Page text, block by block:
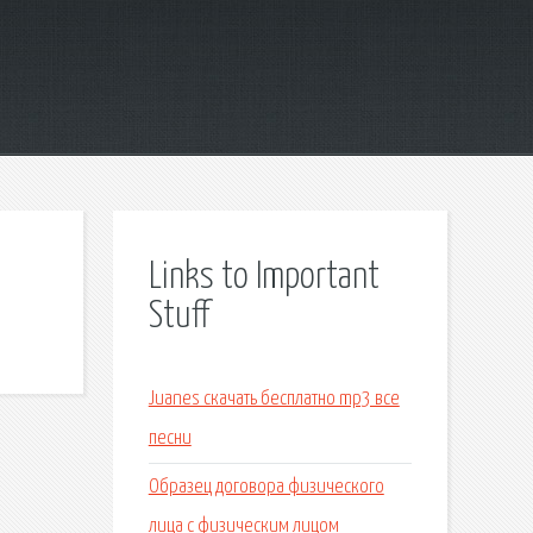
Links to Important
Stuff
Juanes скачать бесплатно mp3 все
песни
Образец договора физического
лица с физическим лицом